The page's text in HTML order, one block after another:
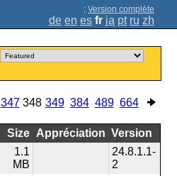
; Version complète
de en es fr ja pt ru zh
347 348 349 384 489 664
Size Appréciation Version
1.1
MB
24.8.1.1-
2